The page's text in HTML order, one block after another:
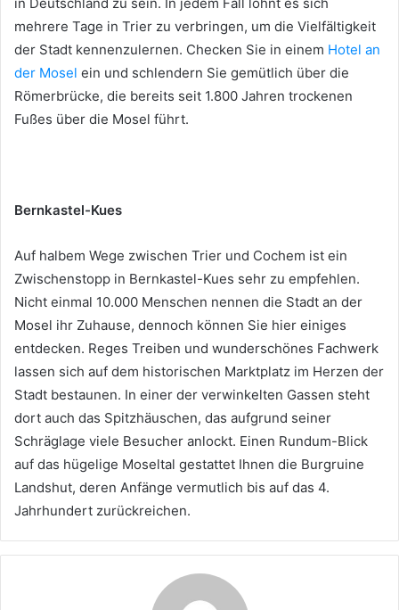
mehrere Tage in Trier zu verbringen, um die Vielfältigkeit
der Stadt kennenzulernen. Checken Sie in einem Hotel an
der Mosel ein und schlendern Sie gemütlich über die
Römerbrücke, die bereits seit 1.800 Jahren trockenen
Fußes über die Mosel führt.
Bernkastel-Kues
Auf halbem Wege zwischen Trier und Cochem ist ein
Zwischenstopp in Bernkastel-Kues sehr zu empfehlen.
Nicht einmal 10.000 Menschen nennen die Stadt an der
Mosel ihr Zuhause, dennoch können Sie hier einiges
entdecken. Reges Treiben und wunderschönes Fachwerk
lassen sich auf dem historischen Marktplatz im Herzen der
Stadt bestaunen. In einer der verwinkelten Gassen steht
dort auch das Spitzhäuschen, das aufgrund seiner
Schräglage viele Besucher anlockt. Einen Rundum-Blick
auf das hügelige Moseltal gestattet Ihnen die Burgruine
Landshut, deren Anfänge vermutlich bis auf das 4.
Jahrhundert zurückreichen.